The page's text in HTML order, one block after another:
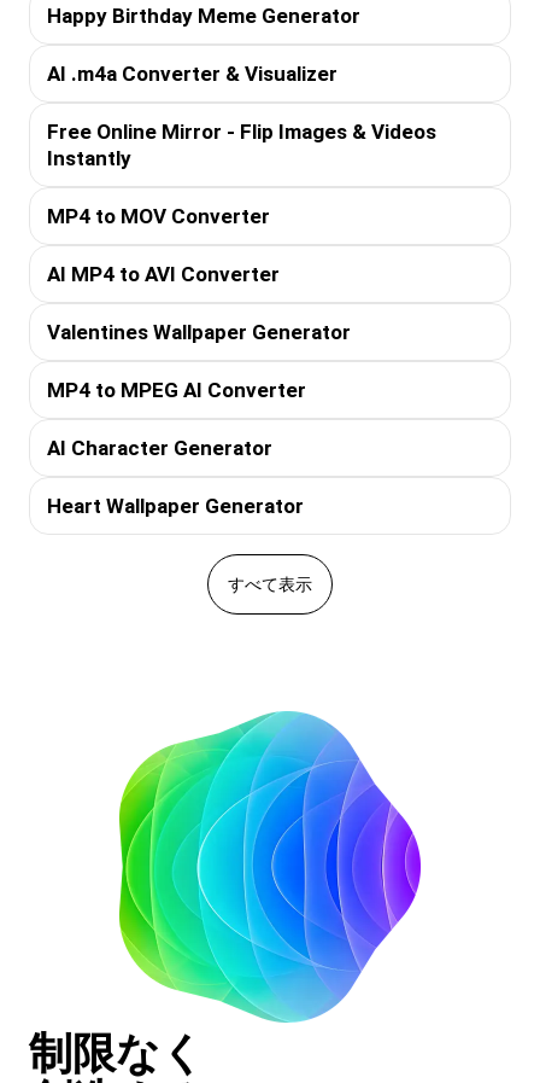
Happy Birthday Meme Generator
AI .m4a Converter & Visualizer
Free Online Mirror - Flip Images & Videos
Instantly
MP4 to MOV Converter
AI MP4 to AVI Converter
Valentines Wallpaper Generator
MP4 to MPEG AI Converter
AI Character Generator
Heart Wallpaper Generator
すべて表示
制限なく